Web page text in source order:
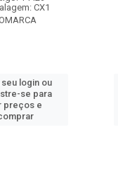
CX1
seu login ou
se para
preços e